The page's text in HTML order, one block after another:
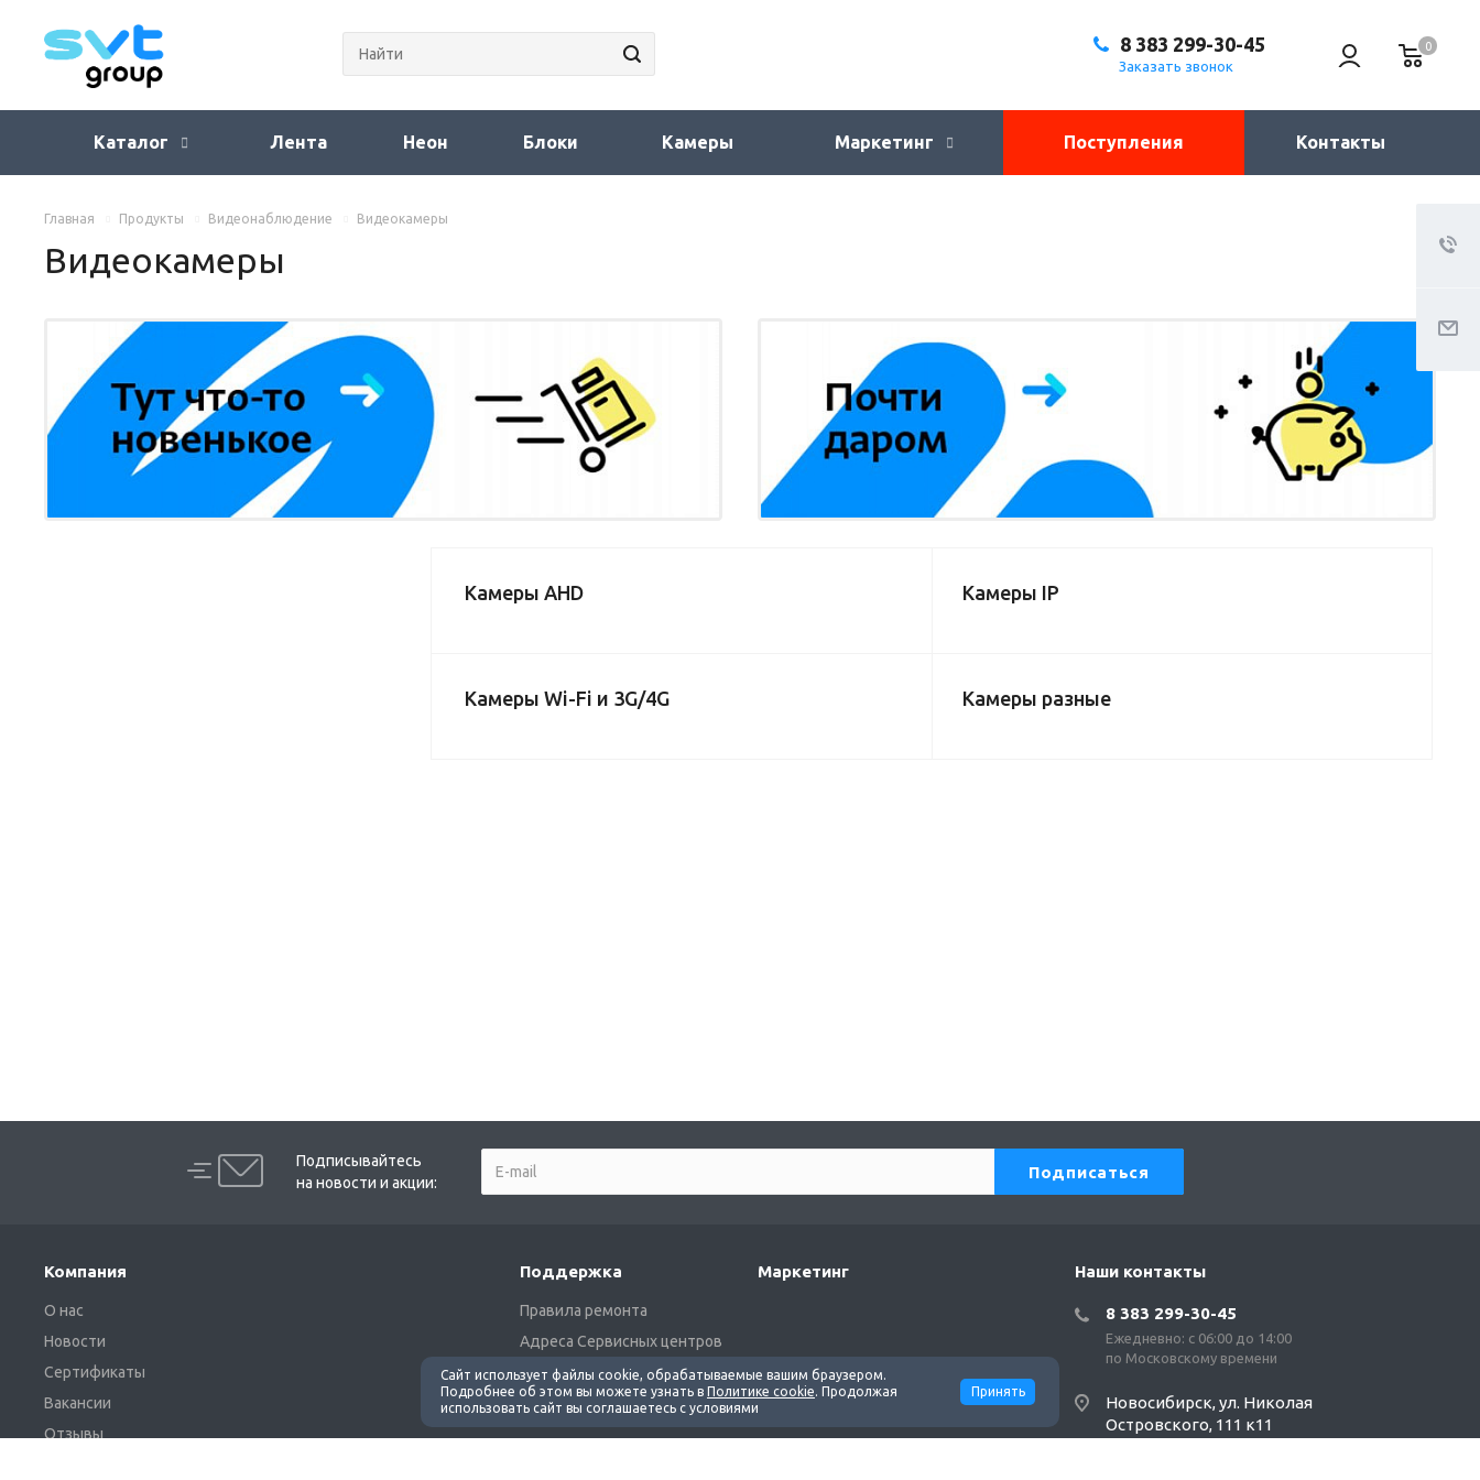
0
8 383 299-30-45
Заказать звонок
Каталог Лента Неон Блоки Камеры Маркетинг Поступления Контакты
Главная Продукты Видеонаблюдение Видеокамеры
Видеокамеры
Камеры AHD Камеры IP
Камеры Wi-Fi и 3G/4G Камеры разные
Подписывайтесь
на новости и акции:
Компания
О нас
Новости
Сертификаты
Вакансии
Отзывы
Поддержка
Правила ремонта
Адреса Сервисных центров
Загрузки
Маркетинг Наши контакты
8 383 299-30-45
Ежедневно: с 06:00 до 14:00
по Московскому времени
Новосибирск, ул. Николая
Островского, 111 к11
Сайт использует файлы cookie, обрабатываемые вашим браузером.
Подробнее об этом вы можете узнать в Политике cookie. Продолжая
использовать сайт вы соглашаетесь с условиями
Принять